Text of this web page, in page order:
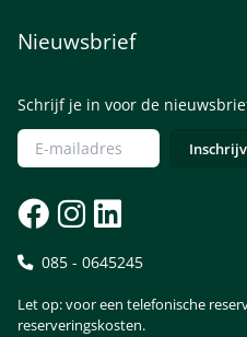
Nieuwsbrief
Schrijf je in voor de
085 - 0645245
Let op: voor een telefonische
reserveringskosten.